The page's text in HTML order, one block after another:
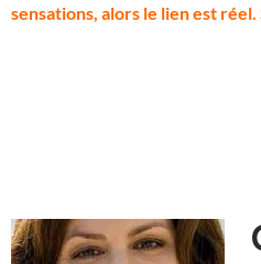
sensations, alors le lien est réel.